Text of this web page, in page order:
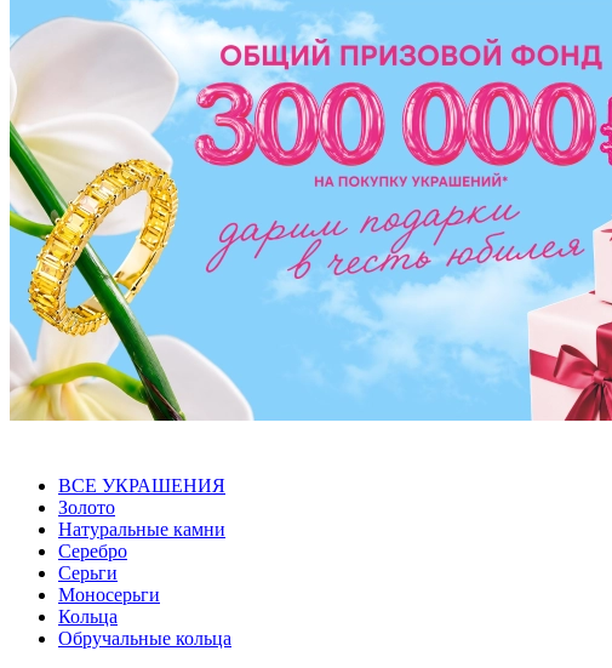
ВСЕ УКРАШЕНИЯ
Золото
Натуральные камни
Серебро
Серьги
Моносерьги
Кольца
Обручальные кольца